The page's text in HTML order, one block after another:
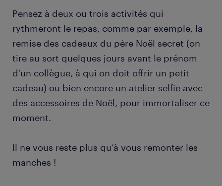
Pensez à deux ou trois activités qui
rythmeront le repas, comme par exemple, la
remise des cadeaux du père Noël secret (on
tire au sort quelques jours avant le prénom
d’un collègue, à qui on doit offrir un petit
cadeau) ou bien encore un atelier selfie avec
des accessoires de Noël, pour immortaliser ce
moment.
Il ne vous reste plus qu’à vous remonter les
manches !